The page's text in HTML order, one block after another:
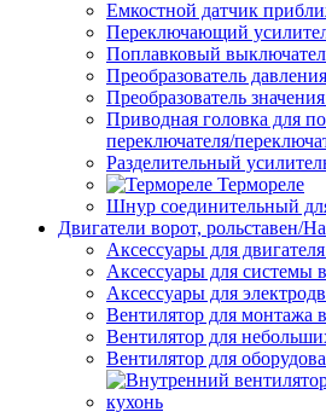
Емкостной датчик
Переключающий
Поплавковый
Преобразователь давления
Преобразователь
Приводная головка для
переключателя/
Разделительный
Термореле
Шнур соединительный
Двигатели ворот, рольставен/
Аксессуары для
Аксессуары для системы
Аксессуары для
Вентилятор для монтажа
Вентилятор для
Вентилятор для